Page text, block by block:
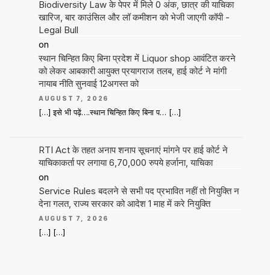
Biodiversity Law के पेपर में मिले 0 अंक, छात्र की याचिका
खारिज, बार काउंसिल और लॉ कमीशन को भेजी जाएगी कॉपी -
Legal Bull
on
स्थान चिन्हित किए बिना प्रदेश में Liquor shop आवंटित करने
को लेकर आबकारी आयुक्त प्रयागराज तलब, हाई कोर्ट ने मांगी
नायाब नीति सुनवाई 12अगस्त को
AUGUST 7, 2026
[…] इसे भी पढ़ें….स्थान चिन्हित किए बिना प… […]
RTI Act के तहत अनाप शनाप सूचनाएं मांगने पर हाई कोर्ट ने
याचिकाकर्ता पर लगाया 6,70,000 रुपये हर्जाना, याचिका
on
Service Rules बदलने से सभी पद प्रभावित नहीं तो नियुक्ति न
देना गलत, राज्य सरकार को आदेश 1 माह में करे नियुक्ति
AUGUST 7, 2026
[…] […]